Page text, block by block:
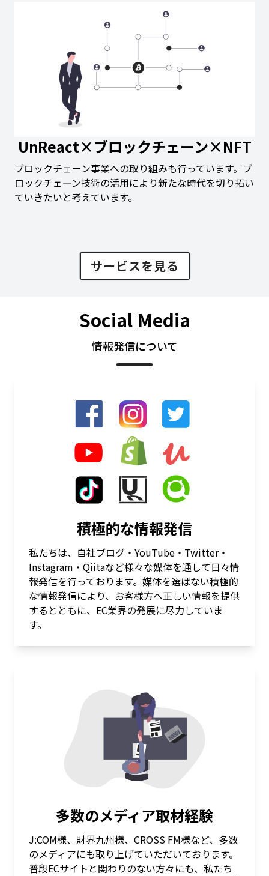
UnReact×ブロックチェーン×NFT
ブロックチェーン事業への取り組みも行っています。ブ
ロックチェーン技術の活用により新たな時代を切り拓い
ていきたいと考えています。
サービスを見る
Social Media
情報発信について
積極的な情報発信
私たちは、自社ブログ・YouTube・Twitter・
Instagram・Qiitaなど様々な媒体を通して日々情
報発信を行っております。媒体を選ばない積極的
な情報発信により、お客様方へ正しい情報を提供
するとともに、EC業界の発展に尽力していま
す。
多数のメディア取材経験
J:COM様、財界九州様、CROSS FM様など、多数
のメディアにも取り上げていただいております。
普段ECサイトと関わりのない方々にも、私たち